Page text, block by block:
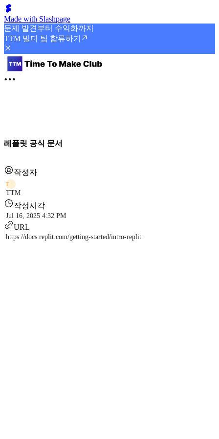
Made with Slashpage
문제 발견부터 수익화까지
TTM 빌더 팀 합류하기
레플릿 공식 문서
작성자
T
TTM
작성시각
Jul 16, 2025 4:32 PM
URL
https://docs.replit.com/getting-started/intro-replit